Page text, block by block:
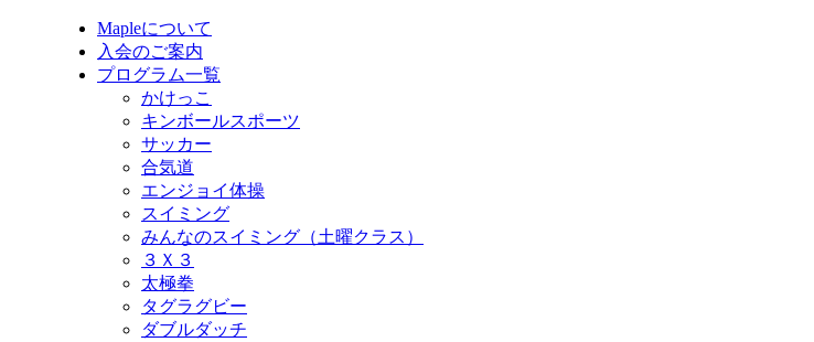
Mapleについて
入会のご案内
プログラム一覧
かけっこ
キンボールスポーツ
サッカー
合気道
エンジョイ体操
スイミング
みんなのスイミング（土曜クラス）
３Ｘ３
太極拳
タグラグビー
ダブルダッチ